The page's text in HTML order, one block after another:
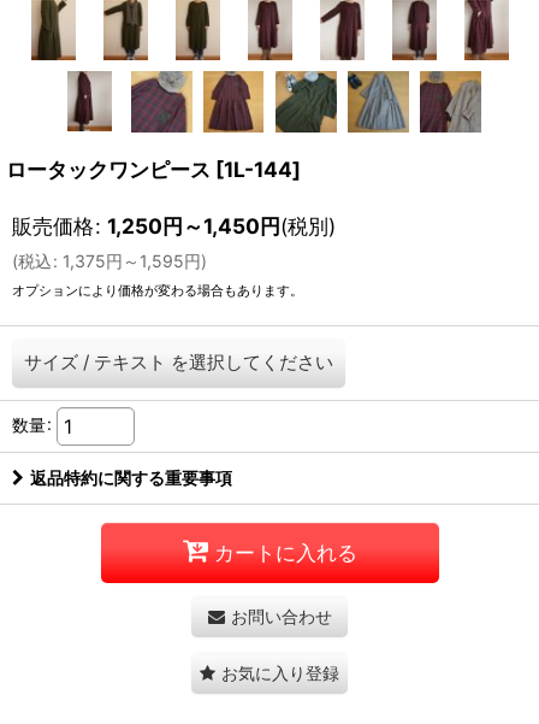
ロータックワンピース [1L-144]
販売価格: 1,250円～1,450円(税別)
(税込: 1,375円 ～1,595円)
オプションにより価格が変わる場合もあります。
サイズ / テキスト を選択してください
数量:
返品特約に関する重要事項
カートに入れる
お問い合わせ
お気に入り登録